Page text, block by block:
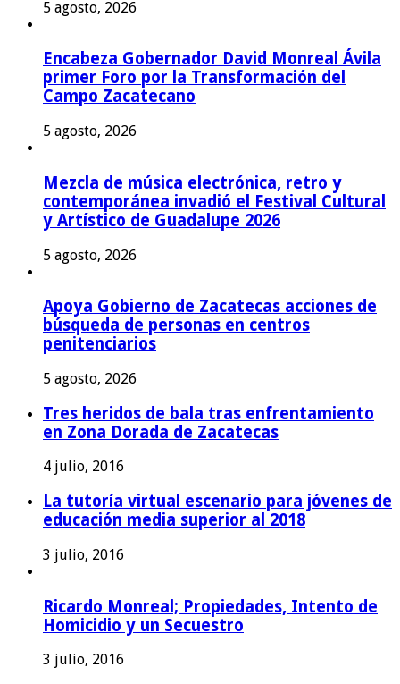
5 agosto, 2026
Encabeza Gobernador David Monreal Ávila
primer Foro por la Transformación del
Campo Zacatecano
5 agosto, 2026
Mezcla de música electrónica, retro y
contemporánea invadió el Festival Cultural
y Artístico de Guadalupe 2026
5 agosto, 2026
Apoya Gobierno de Zacatecas acciones de
búsqueda de personas en centros
penitenciarios
5 agosto, 2026
Tres heridos de bala tras enfrentamiento
en Zona Dorada de Zacatecas
4 julio, 2016
La tutoría virtual escenario para jóvenes de
educación media superior al 2018
3 julio, 2016
Ricardo Monreal; Propiedades, Intento de
Homicidio y un Secuestro
3 julio, 2016